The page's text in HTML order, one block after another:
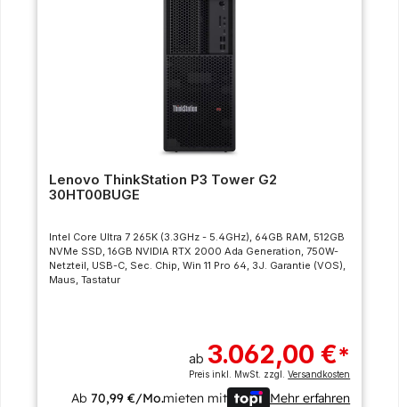
Lenovo ThinkStation P3 Tower G2
30HT00BUGE
Intel Core Ultra 7 265K (3.3GHz - 5.4GHz), 64GB RAM, 512GB
NVMe SSD, 16GB NVIDIA RTX 2000 Ada Generation, 750W-
Netzteil, USB-C, Sec. Chip, Win 11 Pro 64, 3J. Garantie (VOS),
Maus, Tastatur
ab 3.062,00 €*
Preis inkl. MwSt. zzgl.Versandkosten
Ab70,99 €/Mo.mieten mit Mehr erfahren